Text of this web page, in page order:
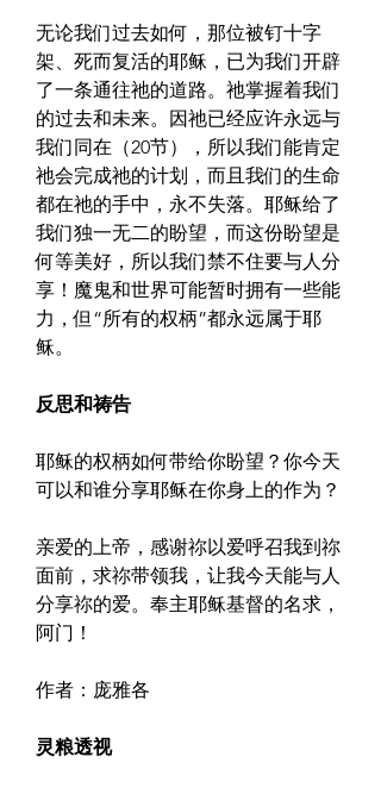
无论我们过去如何，那位被钉十字
架、死而复活的耶稣，已为我们开辟
了一条通往祂的道路。祂掌握着我们
的过去和未来。因祂已经应许永远与
我们同在（20节），所以我们能肯定
祂会完成祂的计划，而且我们的生命
都在祂的手中，永不失落。耶稣给了
我们独一无二的盼望，而这份盼望是
何等美好，所以我们禁不住要与人分
享！魔鬼和世界可能暂时拥有一些能
力，但“所有的权柄”都永远属于耶
稣。
反思和祷告
耶稣的权柄如何带给你盼望？你今天
可以和谁分享耶稣在你身上的作为？
亲爱的上帝，感谢祢以爱呼召我到祢
面前，求祢带领我，让我今天能与人
分享祢的爱。奉主耶稣基督的名求，
阿门！
作者：庞雅各
灵粮透视